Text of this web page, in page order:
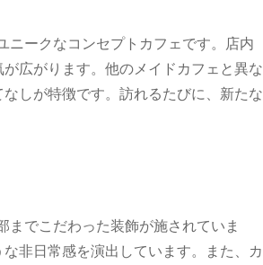
ニークなコンセプトカフェです。店内
広がります。他のメイドカフェと異な
しが特徴です。訪れるたびに、新たな
までこだわった装飾が施されていま
非日常感を演出しています。また、カ